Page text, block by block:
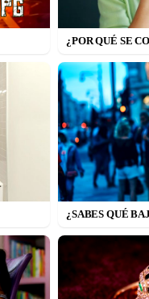
¿POR QUÉ SE
¿SABES QUÉ